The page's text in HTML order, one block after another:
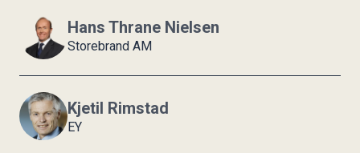
Hans Thrane Nielsen
Storebrand AM
Kjetil Rimstad
EY